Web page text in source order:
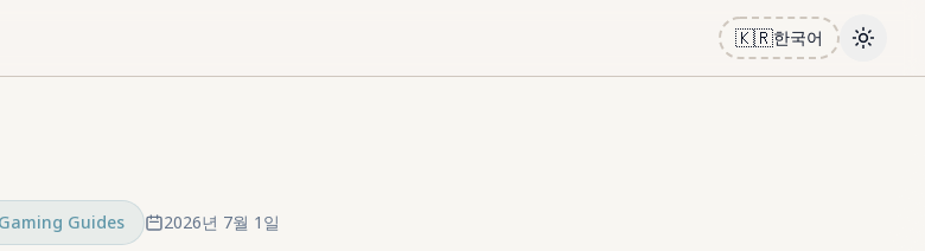
🇰🇷한국어 Toggle
Gaming Guides 2026년 7월 1일